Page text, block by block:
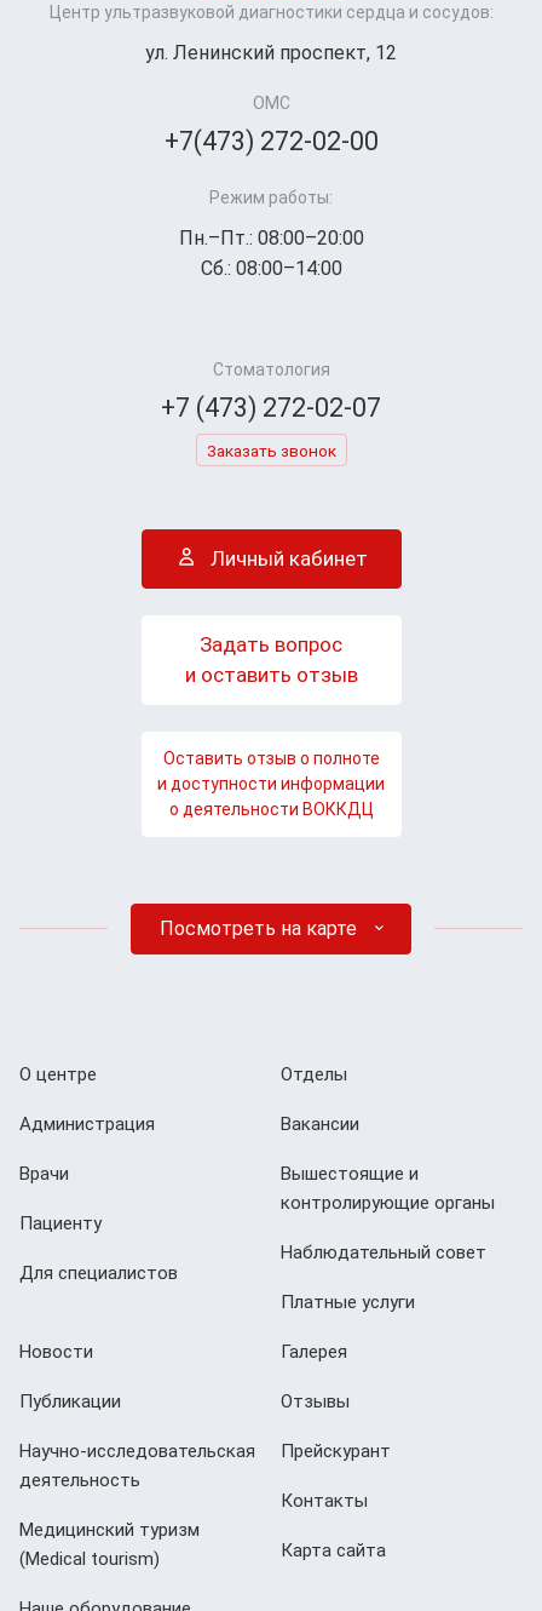
Центр ультразвуковой диагностики сердца и сосудов:
ул. Ленинский проспект, 12
ОМС
+7(473) 272-02-00
Режим работы:
Пн.–Пт.: 08:00–20:00
Сб.: 08:00–14:00
Стоматология
+7 (473) 272-02-07
Заказать звонок
Личный кабинет
Задать вопрос
и оставить отзыв
Оставить отзыв о полноте
и доступности информации
о деятельности ВОККДЦ
Посмотреть на карте
О центре
Администрация
Врачи
Пациенту
Для специалистов
Отделы
Вакансии
Вышестоящие и
контролирующие органы
Наблюдательный совет
Платные услуги
Новости
Публикации
Научно-исследовательская
деятельность
Медицинский туризм
(Мedical tourism)
Галерея
Отзывы
Прейскурант
Контакты
Карта сайта